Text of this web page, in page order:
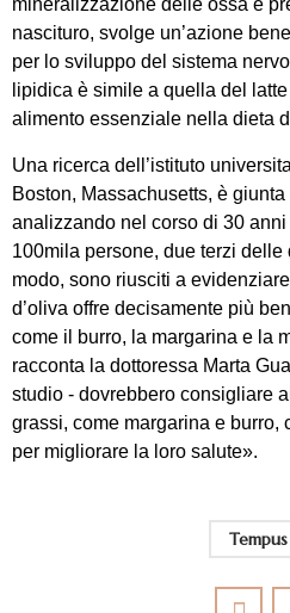
mineralizzazione delle ossa e
nascituro, svolge un’azione
per lo sviluppo del sistema
lipidica è simile a quella del
alimento essenziale nella dieta
Una ricerca dell’istituto
Boston, Massachusetts, è
analizzando nel corso di 30
100mila persone, due terzi
modo, sono riusciti a
d’oliva offre decisamente più
come il burro, la margarina e la
racconta la dottoressa Marta
studio - dovrebbero consigliare
grassi, come margarina e burro,
per migliorare la loro salute».
Tempus